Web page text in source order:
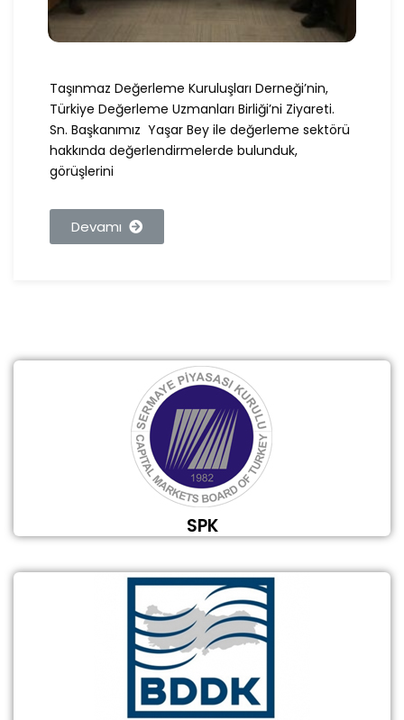
Taşınmaz Değerleme Kuruluşları Derneği’nin,
Türkiye Değerleme Uzmanları Birliği’ni Ziyareti.
Sn. Başkanımız Yaşar Bey ile değerleme sektörü
hakkında değerlendirmelerde bulunduk,
görüşlerini
Devamı
SPK